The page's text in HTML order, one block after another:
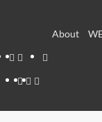
About
About
WEB
SERIES
Dehradun
LifePlaces
सम्पर्क